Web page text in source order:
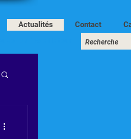
Actualités Contact